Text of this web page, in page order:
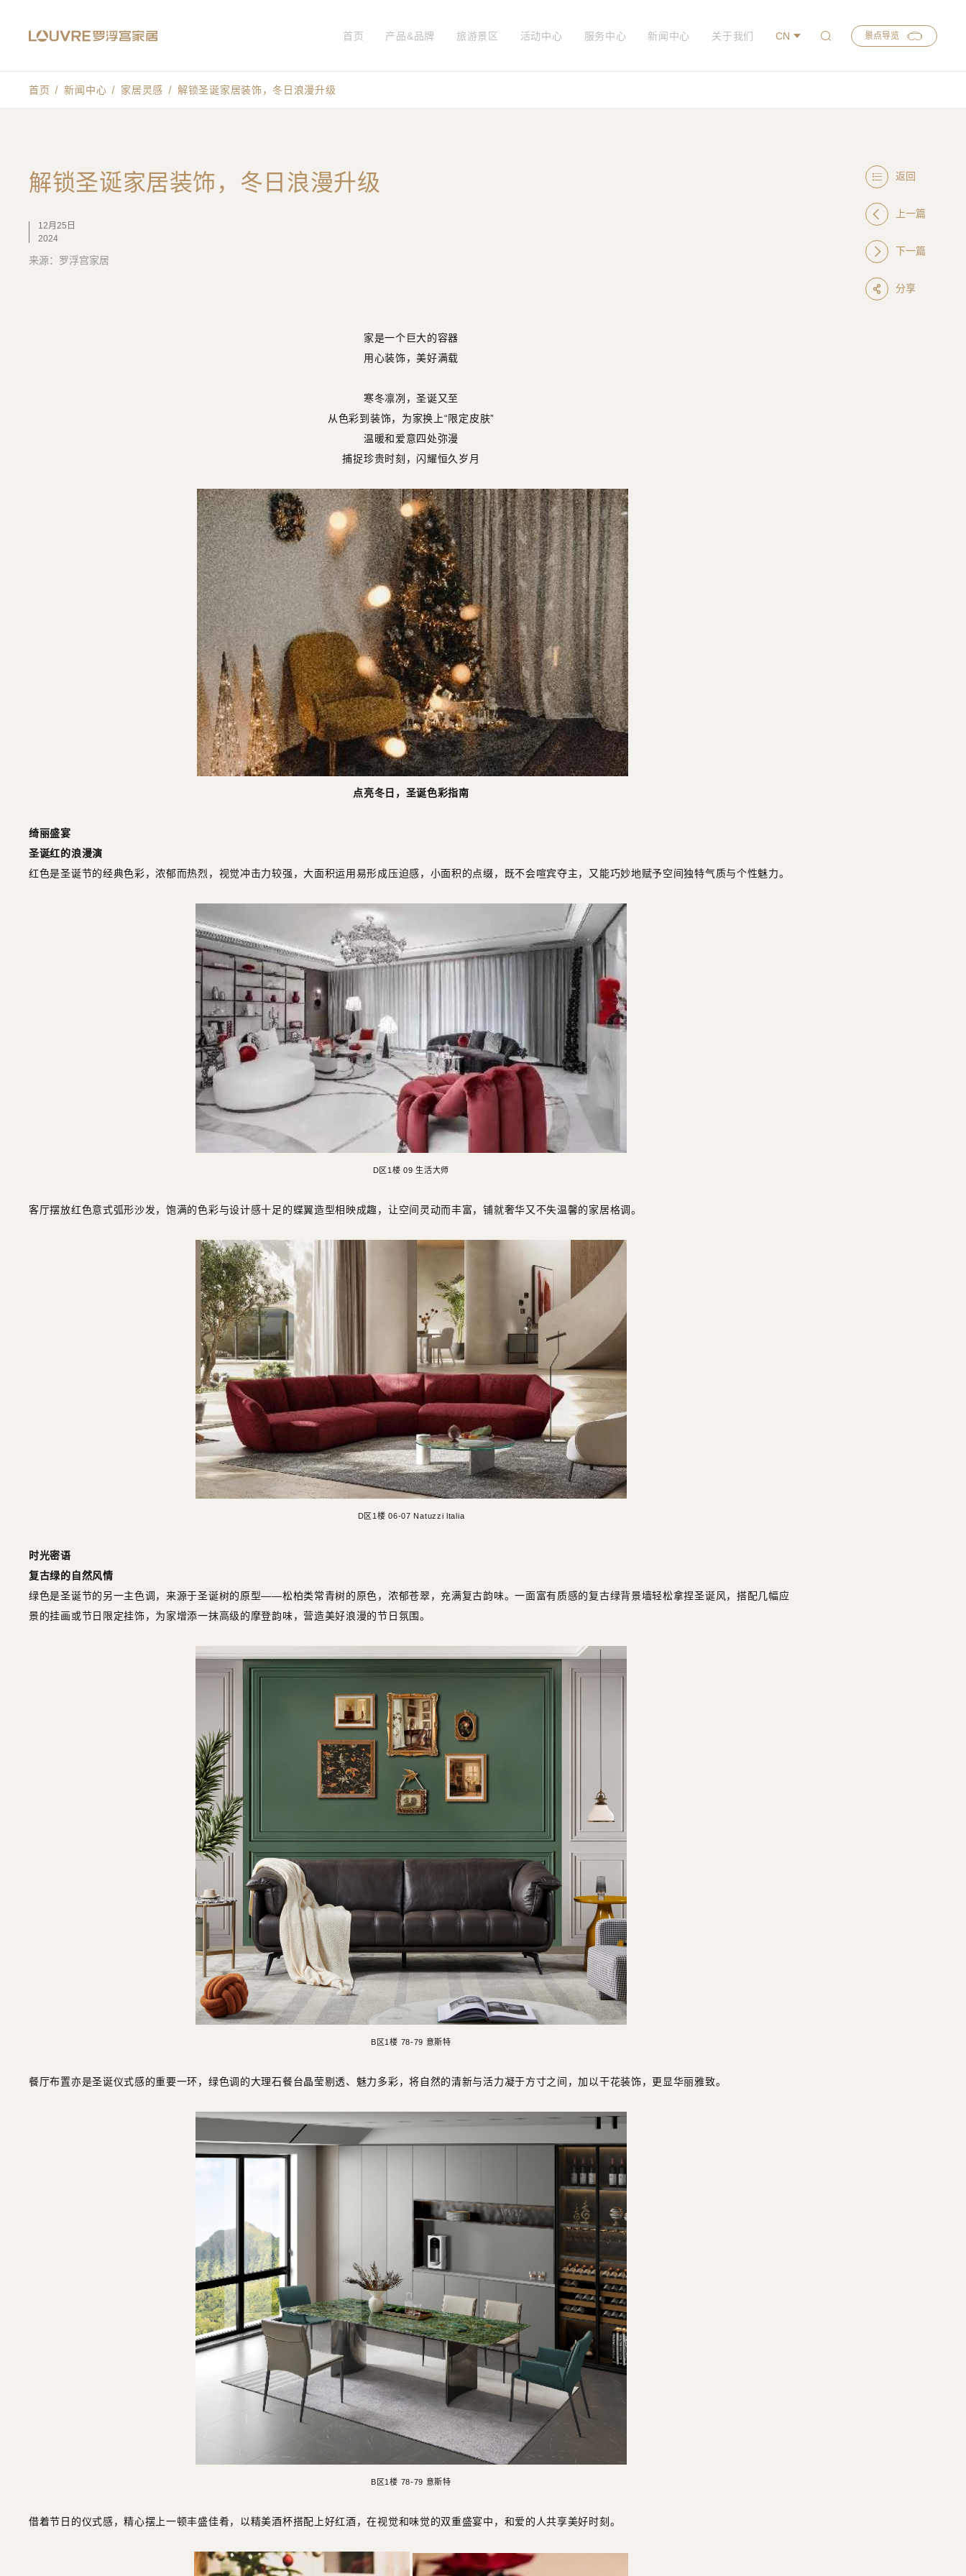
首页 产品&品牌 旅游景区 活动中心 服务中心 新闻中心 关于我们 CN 景点导览
首页 新闻中心 家居灵感 解锁圣诞家居装饰，冬日浪漫升级
解锁圣诞家居装饰，冬日浪漫升级
12月25日
2024
来源：罗浮宫家居
家是一个巨大的容器
用心装饰，美好满载
寒冬凛冽，圣诞又至
从色彩到装饰，为家换上“限定皮肤”
温暖和爱意四处弥漫
捕捉珍贵时刻，闪耀恒久岁月
点亮冬日，圣诞色彩指南
绮丽盛宴
圣诞红的浪漫演
红色是圣诞节的经典色彩，浓郁而热烈，视觉冲击力较强，大面积运用易形成压迫感，小面积的点缀，既不会喧宾夺主，又能巧妙地赋予空间独特气质与个性魅力。
D区1楼 09 生活大师
客厅摆放红色意式弧形沙发，饱满的色彩与设计感十足的蝶翼造型相映成趣，让空间灵动而丰富，铺就奢华又不失温馨的家居格调。
D区1楼 06-07 Natuzzi ltalia
时光密语
复古绿的自然风情
绿色是圣诞节的另一主色调，来源于圣诞树的原型——松柏类常青树的原色，浓郁苍翠，充满复古韵味。一面富有质感的复古绿背景墙轻松拿捏圣诞风，搭配几幅应
景的挂画或节日限定挂饰，为家增添一抹高级的摩登韵味，营造美好浪漫的节日氛围。
B区1楼 78-79 意斯特
餐厅布置亦是圣诞仪式感的重要一环，绿色调的大理石餐台晶莹剔透、魅力多彩，将自然的清新与活力凝于方寸之间，加以干花装饰，更显华丽雅致。
B区1楼 78-79 意斯特
借着节日的仪式感，精心摆上一顿丰盛佳肴，以精美酒杯搭配上好红酒，在视觉和味觉的双重盛宴中，和爱的人共享美好时刻。
返回
上一篇
下一篇
分享